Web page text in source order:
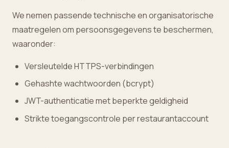
We nemen passende technische en organisatorische
maatregelen om persoonsgegevens te beschermen,
waaronder:
Versleutelde HTTPS-verbindingen
Gehashte wachtwoorden (bcrypt)
JWT-authenticatie met beperkte geldigheid
Strikte toegangscontrole per restaurantaccount